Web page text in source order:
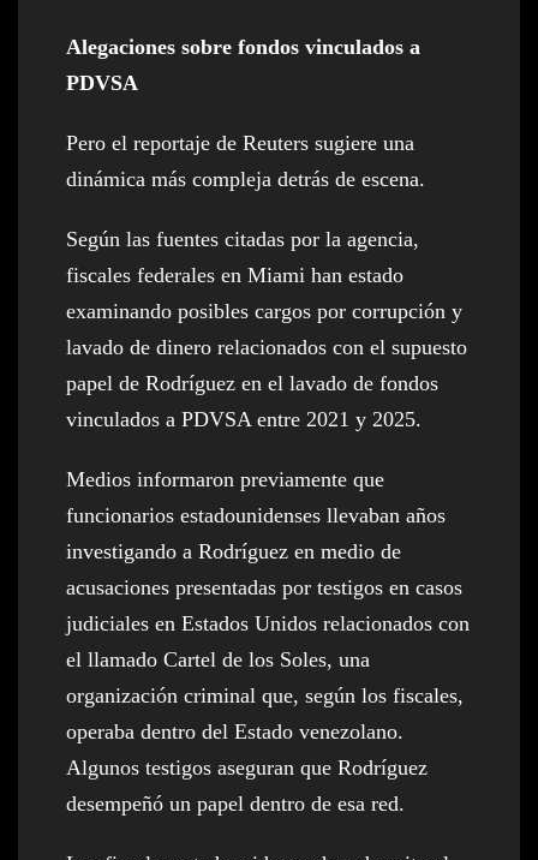
Alegaciones sobre fondos vinculados a
PDVSA
Pero el reportaje de Reuters sugiere una
dinámica más compleja detrás de escena.
Según las fuentes citadas por la agencia,
fiscales federales en Miami han estado
examinando posibles cargos por corrupción y
lavado de dinero relacionados con el supuesto
papel de Rodríguez en el lavado de fondos
vinculados a PDVSA entre 2021 y 2025.
Medios informaron previamente que
funcionarios estadounidenses llevaban años
investigando a Rodríguez en medio de
acusaciones presentadas por testigos en casos
judiciales en Estados Unidos relacionados con
el llamado Cartel de los Soles, una
organización criminal que, según los fiscales,
operaba dentro del Estado venezolano.
Algunos testigos aseguran que Rodríguez
desempeñó un papel dentro de esa red.